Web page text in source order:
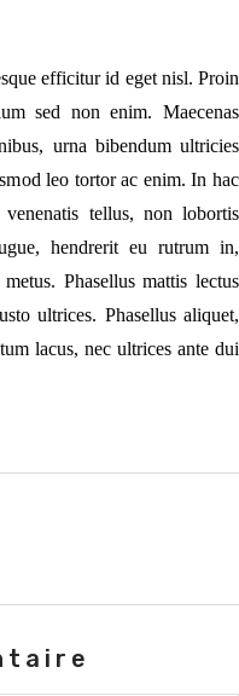
efficitur id eget nisl. Proin
sed non enim. Maecenas
urna bibendum ultricies
leo tortor ac enim. In hac
venenatis tellus, non lobortis
hendrerit eu rutrum in,
Phasellus mattis lectus
ultrices. Phasellus aliquet,
lacus, nec ultrices ante dui